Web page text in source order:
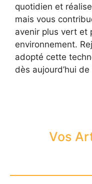
quotidien et
mais vous
avenir plus vert et
environnement.
adopté cette
dès aujourd’hui
Vos